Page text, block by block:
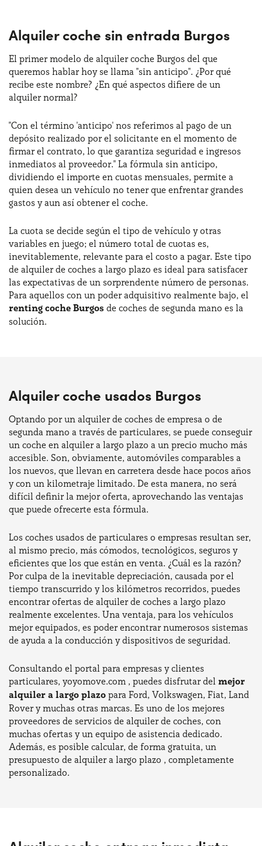
Alquiler coche sin entrada Burgos
El primer modelo de alquiler coche Burgos del que
queremos hablar hoy se llama "sin anticipo". ¿Por qué
recibe este nombre? ¿En qué aspectos difiere de un
alquiler normal?
"Con el término 'anticipo' nos referimos al pago de un
depósito realizado por el solicitante en el momento de
firmar el contrato, lo que garantiza seguridad e ingresos
inmediatos al proveedor." La fórmula sin anticipo,
dividiendo el importe en cuotas mensuales, permite a
quien desea un vehículo no tener que enfrentar grandes
gastos y aun así obtener el coche.
La cuota se decide según el tipo de vehículo y otras
variables en juego; el número total de cuotas es,
inevitablemente, relevante para el costo a pagar. Este tipo
de alquiler de coches a largo plazo es ideal para satisfacer
las expectativas de un sorprendente número de personas.
Para aquellos con un poder adquisitivo realmente bajo, el
renting coche Burgos de coches de segunda mano es la
solución.
Alquiler coche usados Burgos
Optando por un alquiler de coches de empresa o de
segunda mano a través de particulares, se puede conseguir
un coche en alquiler a largo plazo a un precio mucho más
accesible. Son, obviamente, automóviles comparables a
los nuevos, que llevan en carretera desde hace pocos años
y con un kilometraje limitado. De esta manera, no será
difícil definir la mejor oferta, aprovechando las ventajas
que puede ofrecerte esta fórmula.
Los coches usados de particulares o empresas resultan ser,
al mismo precio, más cómodos, tecnológicos, seguros y
eficientes que los que están en venta. ¿Cuál es la razón?
Por culpa de la inevitable depreciación, causada por el
tiempo transcurrido y los kilómetros recorridos, puedes
encontrar ofertas de alquiler de coches a largo plazo
realmente excelentes. Una ventaja, para los vehículos
mejor equipados, es poder encontrar numerosos sistemas
de ayuda a la conducción y dispositivos de seguridad.
Consultando el portal para empresas y clientes
particulares, yoyomove.com , puedes disfrutar del mejor
alquiler a largo plazo para Ford, Volkswagen, Fiat, Land
Rover y muchas otras marcas. Es uno de los mejores
proveedores de servicios de alquiler de coches, con
muchas ofertas y un equipo de asistencia dedicado.
Además, es posible calcular, de forma gratuita, un
presupuesto de alquiler a largo plazo , completamente
personalizado.